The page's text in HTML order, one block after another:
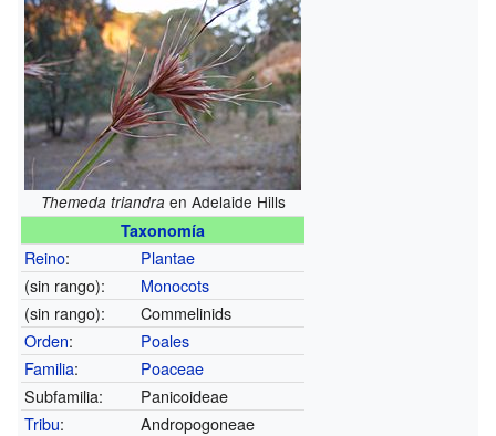
Themeda triandra en Adelaide Hills
Taxonomía
Reino:
Plantae
(sin rango):
Monocots
(sin rango):
Commelinids
Orden:
Poales
Familia:
Poaceae
Subfamilia:
Panicoideae
Tribu:
Andropogoneae